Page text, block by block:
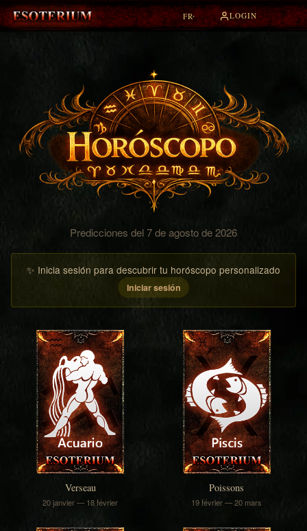
FR▾ LOGIN
Predicciones del 7 de agosto de 2026
✨ Inicia sesión para descubrir tu horóscopo personalizado
Iniciar sesión
Verseau
20 janvier — 18 février
Poissons
19 février — 20 mars